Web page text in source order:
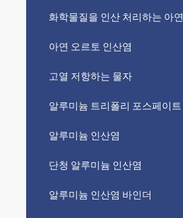
화학물질을 인산 처리하는 아연
아연 오르토 인산염
고열 저항하는 물자
알루미늄 트리폴리 포스페이트
알루미늄 인산염
단청 알루미늄 인산염
알루미늄 인산염 바인더